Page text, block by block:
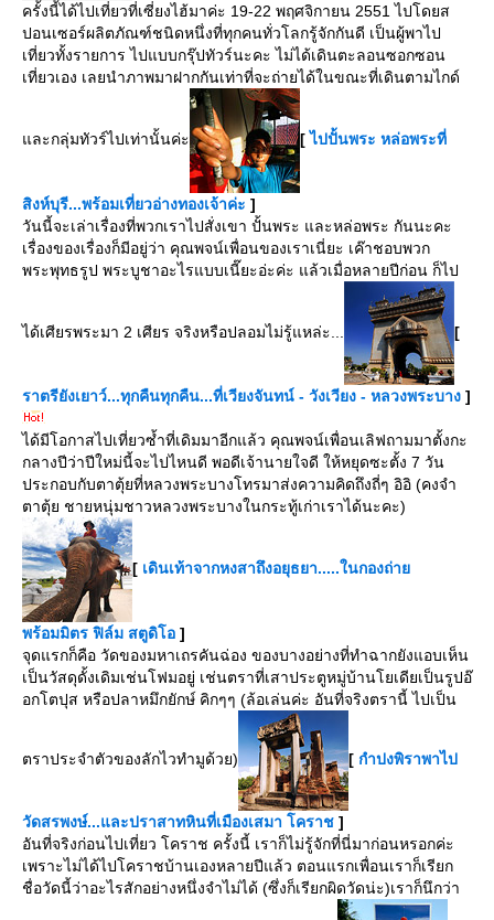
ครั้งนี้ได้ไปเที่ยวที่เซี่ยงไฮ้มาค่ะ 19-22 พฤศจิกายน 2551 ไปโดยส
ปอนเซอร์ผลิตภัณฑ์ชนิดหนึ่งที่ทุกคนทั่วโลกรู้จักกันดี เป็นผู้พาไป
เที่ยวทั้งรายการ ไปแบบกรุ๊ปทัวร์นะคะ ไม่ได้เดินตะลอนซอกซอน
เที่ยวเอง เลยนำภาพมาฝากกันเท่าที่จะถ่ายได้ในขณะที่เดินตามไกด์
ละกลุ่มทัวร์ไปเท่านั้นค่ะ [ไปปั้นพระ หล่อพระที่
สิงห์บุรี...พร้อมเที่ยวอ่างทองเจ้าค่ะ ]
วันนี้จะเล่าเรื่องที่พวกเราไปสั่งเขา ปั้นพระ และหล่อพระ กันนะคะ
เรื่องของเรื่องก็มีอยู่ว่า คุณพจน์เพื่อนของเราเนี่ยะ เค๊าชอบพวก
พระพุทธรูป พระบูชาอะไรแบบเนี๊ยะอ่ะค่ะ แล้วเมื่อหลายปีก่อน ก็ไป
ได้เศียรพระมา 2 เศียร จริงหรือปลอมไม่รู้แหล่ะ... [
ราตรียังเยาว์...ทุกคืนทุกคืน...ที่เวียงจันทน์ - วังเวียง - หลวงพระบาง ]
ได้มีโอกาสไปเที่ยวซ้ำที่เดิมมาอีกแล้ว คุณพจน์เพื่อนเลิฟถามมาตั้งกะ
กลางปีว่าปีใหม่นี้จะไปไหนดี พอดีเจ้านายใจดี ให้หยุดซะตั้ง 7 วัน
ประกอบกับตาตุ้ยที่หลวงพระบางโทรมาส่งความคิดถึงถี่ๆ อิอิ (คงจำ
ตาตุ้ย ชายหนุ่มชาวหลวงพระบางในกระทู้เก่าเราได้นะคะ)
[ เดินเท้าจากหงสาถึงอยุธยา.....ในกองถ่า
พร้อมมิตร ฟิล์ม สตูดิโอ ]
จุดแรกก็คือ วัดของมหาเถรคันฉ่อง ของบางอย่างที่ทำฉากยังแอบเห็น
เป็นวัสดุดั้งเดิมเช่นโฟมอยู่ เช่นตราที่เสาประตูหมู่บ้านโยเดียเป็นรูปอ๊
อกโตปุส หรือปลาหมึกยักษ์ คิกๆๆ (ล้อเล่นค่ะ อันที่จริงตรานี้ ไปเป็น
ตราประจำตัวของลักไวทำมูด้วย) [ กำปงพิราพาไป
วัดสรพงษ์...และปราสาทหินที่เมืองเสมา โคราช ]
อันที่จริงก่อนไปเที่ยว โคราช ครั้งนี้ เราก็ไม่รู้จักที่นี่มาก่อนหรอกค่ะ
เพราะไม่ได้ไปโคราชบ้านเองหลายปีแล้ว ตอนแรกเพื่อนเราก็เรียก
ชื่อวัดนี้ว่าอะไรสักอย่างหนึ่งจำไม่ได้ (ซึ่งก็เรียกผิดวัดน่ะ)เราก็นึกว่า